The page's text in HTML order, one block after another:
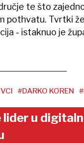
te što
pothvatu. Tvrtki
- istaknuo je
#DARKO KOREN
u